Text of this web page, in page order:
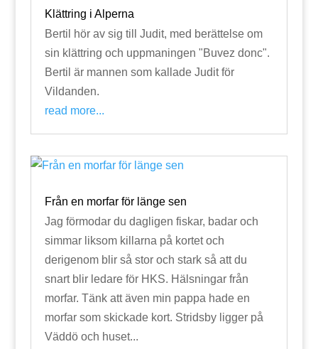
Klättring i Alperna
Bertil hör av sig till Judit, med berättelse om
sin klättring och uppmaningen "Buvez donc".
Bertil är mannen som kallade Judit för
Vildanden.
read more...
Från en morfar för länge sen
Jag förmodar du dagligen fiskar, badar och
simmar liksom killarna på kortet och
derigenom blir så stor och stark så att du
snart blir ledare för HKS. Hälsningar från
morfar. Tänk att även min pappa hade en
morfar som skickade kort. Stridsby ligger på
Väddö och huset...